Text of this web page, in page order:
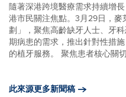
隨著深港跨境醫療需求持續增
港市民關注焦點。3月29日，
劃」，聚焦高齡缺牙人士、牙
期病患的需求，推出針對性措
的植牙服務。 聚焦患者核心關
此來源更多新聞稿